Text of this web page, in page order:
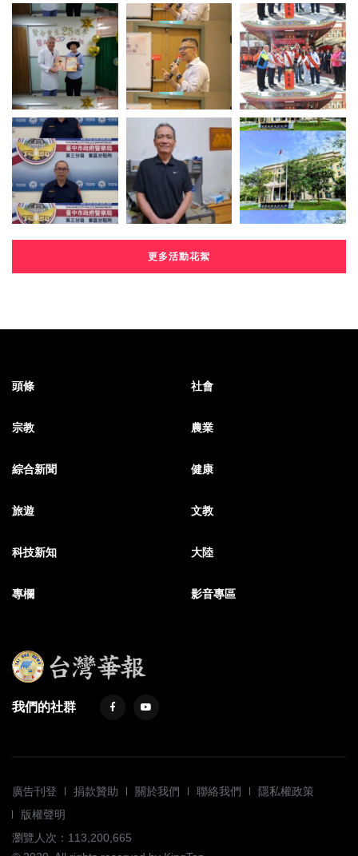
更多活動花絮
頭條 社會
宗教 農業
綜合新聞 健康
旅遊 文教
科技新知 大陸
專欄 影音專區
我們的社群
廣告刊登 捐款贊助 關於我們 聯絡我們
隱私權政策
版權聲明
瀏覽人次：113,200,665